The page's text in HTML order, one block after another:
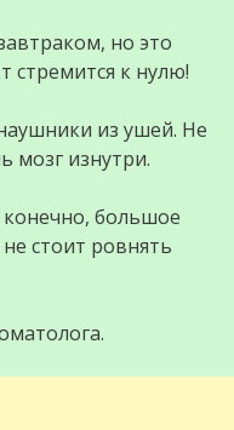
но это
стремится к нулю!
из ушей. Не
мозг изнутри.
конечно, большое
стоит ровнять